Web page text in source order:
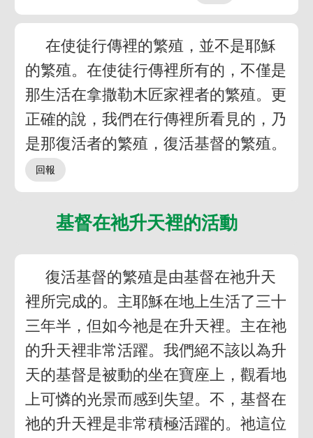
在使徒行傳裡的繁殖，並不是耶穌
的繁殖。在使徒行傳裡所有的，不僅是
那生活在拿撒勒木匠家裡者的繁殖。更
正確的說，我們在行傳裡所看見的，乃
是那復活者的繁殖，復活基督的繁殖。
基督在祂升天裡的活動
復活基督的繁殖是由基督在祂升天
裡所完成的。主耶穌在地上生活了三十
三年半，但如今祂是在升天裡。主在祂
的升天裡非常活躍。我們絕不該以為升
天的基督是被動的坐在寶座上，觀看地
上可憐的光景而感到失望。不，基督在
祂的升天裡是非常積極活躍的。祂這位